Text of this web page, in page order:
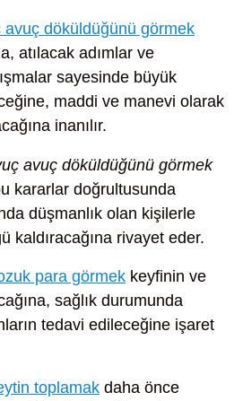
avuç döküldüğünü görmek
atılacak adımlar ve
sayesinde büyük
maddi ve manevi olarak
inanılır.
avuç döküldüğünü görmek
kararlar doğrultusunda
düşmanlık olan kişilerle
kaldıracağına rivayet eder.
para görmek keyfinin ve
sağlık durumunda
tedavi edileceğine işaret
toplamak daha önce